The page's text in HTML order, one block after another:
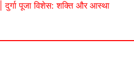
पूजा विशेस: शक्ति और आस्था